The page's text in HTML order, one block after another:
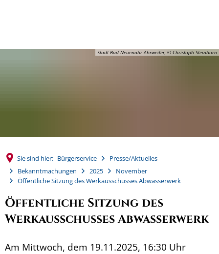
Stadt Bad Neuenahr-Ahrweiler, © Christoph Steinborn
Sie sind hier: Bürgerservice
Presse/Aktuelles
Bekanntmachungen
2025
November
Öffentliche Sitzung des Werkausschusses Abwasserwerk
Öffentliche Sitzung des
Werkausschusses Abwasserwerk
Am Mittwoch, dem 19.11.2025, 16:30 Uhr